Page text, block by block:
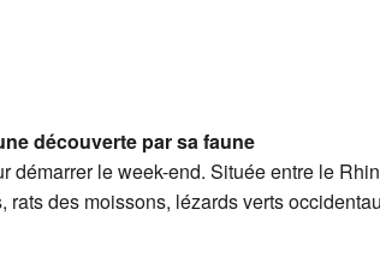
découverte par sa faune
démarrer le week-end. Située entre le
des moissons, lézards verts